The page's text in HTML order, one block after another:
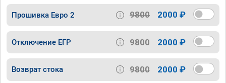
Прошивка Евро 2 9800 2000 ₽
Отключение ЕГР 9800 2000 ₽
Возврат стока 9800 2000 ₽